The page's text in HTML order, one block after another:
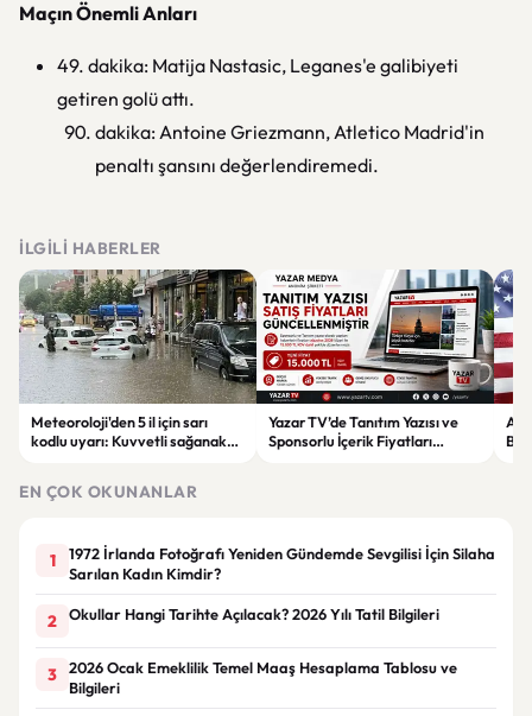
Maçın Önemli Anları
49. dakika: Matija Nastasic, Leganes'e galibiyeti
getiren golü attı.
dakika: Antoine Griezmann, Atletico Madrid'in
penaltı şansını değerlendiremedi.
İLGILI HABERLER
Meteoroloji'den 5 il için sarı
kodlu uyarı: Kuvvetli sağanak
Yazar TV’de Tanıtım Yazısı ve
Sponsorlu İçerik Fiyatları
EN ÇOK OKUNANLAR
1
1972 İrlanda Fotoğrafı Yeniden Gündemde Sevgilisi İçin Silaha
Sarılan Kadın Kimdir?
2 Okullar Hangi Tarihte Açılacak? 2026 Yılı Tatil Bilgileri
3
2026 Ocak Emeklilik Temel Maaş Hesaplama Tablosu ve
Bilgileri